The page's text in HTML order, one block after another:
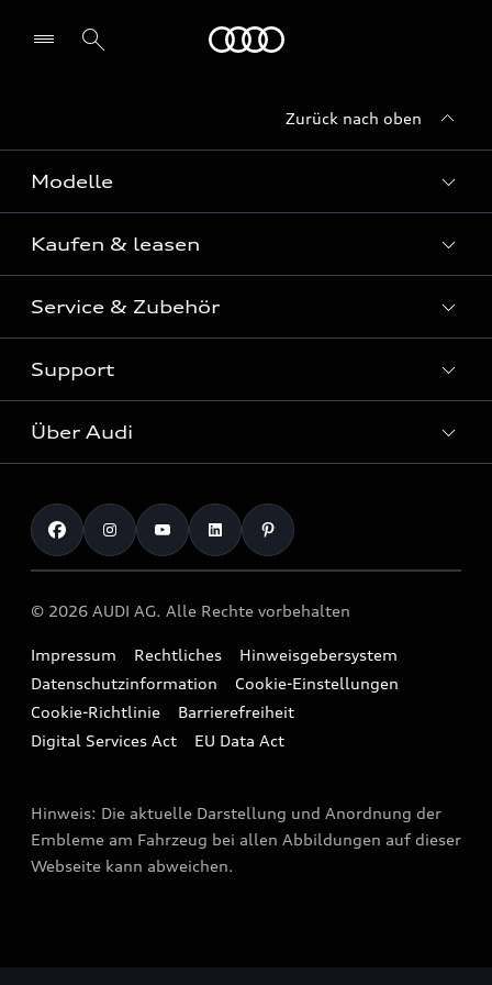
Zurück nach oben
Modelle
Alle Modelle
Modelle vergleichen
Elektromodelle
Plug-in-Hybride
Kaufen & leasen
Neuwagensuche
Gebrauchtwagensuche
Gebrauchtwagen
Geschäftskunden
Service & Zubehör
Saisonale Angebote
Audi Services
Garantie
Audi digital services
myAudi
Support
Kundenservice
Audi Code
Häufige Fragen (FAQ)
Audi Online Beratung
Online-Terminvereinbarung
Servicekontakt
Bordbuch & Bedienungsanleitungen
Vertrag widerrufen
Über Audi
Unternehmen
Karriere
Datenschutz
Audi erleben
© 2026 AUDI AG. Alle Rechte vorbehalten
Impressum Rechtliches
Hinweisgebersystem
Datenschutzinformation
Cookie-Einstellungen
Cookie-Richtlinie
Barrierefreiheit
Digital Services Act
EU Data Act
Hinweis: Die aktuelle Darstellung und Anordnung der
Embleme am Fahrzeug bei allen Abbildungen auf dieser
Webseite kann abweichen.